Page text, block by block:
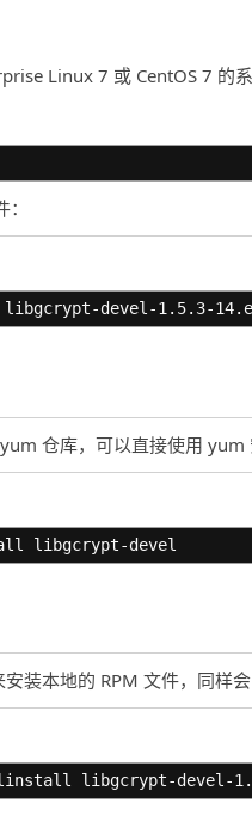
Linux 7 或 CentOS 7 的
devel-1.5.3-
仓库，可以直接使用 yum
libgcrypt-devel
装本地的 RPM 文件，同样会
libgcrypt-devel-